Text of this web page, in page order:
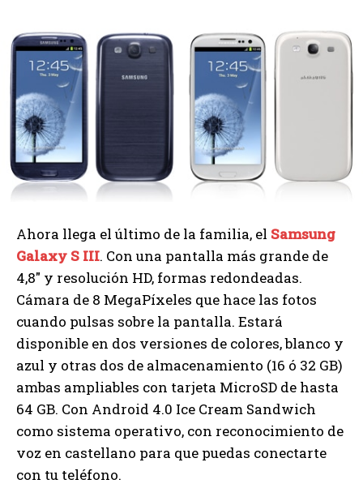
Ahora llega el último de la familia, el Samsung
Galaxy S III. Con una pantalla más grande de
4,8″ y resolución HD, formas redondeadas.
Cámara de 8 MegaPíxeles que hace las fotos
cuando pulsas sobre la pantalla. Estará
disponible en dos versiones de colores, blanco y
azul y otras dos de almacenamiento (16 ó 32 GB)
ambas ampliables con tarjeta MicroSD de hasta
64 GB. Con Android 4.0 Ice Cream Sandwich
como sistema operativo, con reconocimiento de
voz en castellano para que puedas conectarte
con tu teléfono.